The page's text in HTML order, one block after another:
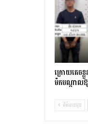
ក្រោយ​គេចខ្
ម៉ក​បណ្តាល​
ព័ត៌មានមុន